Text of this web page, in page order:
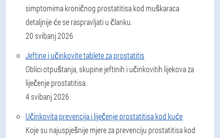
simptomima kroničnog prostatitisa kod muškaraca
detaljnije će se raspravljati u članku.
20 svibanj 2026
Jeftine i učinkovite tablete za prostatitis
Oblici otpuštanja, skupine jeftinih i učinkovitih lijekova za
liječenje prostatitisa.
4 svibanj 2026
Učinkovita prevencija i liječenje prostatitisa kod kuće
Koje su najuspješnije mjere za prevenciju prostatitisa kod